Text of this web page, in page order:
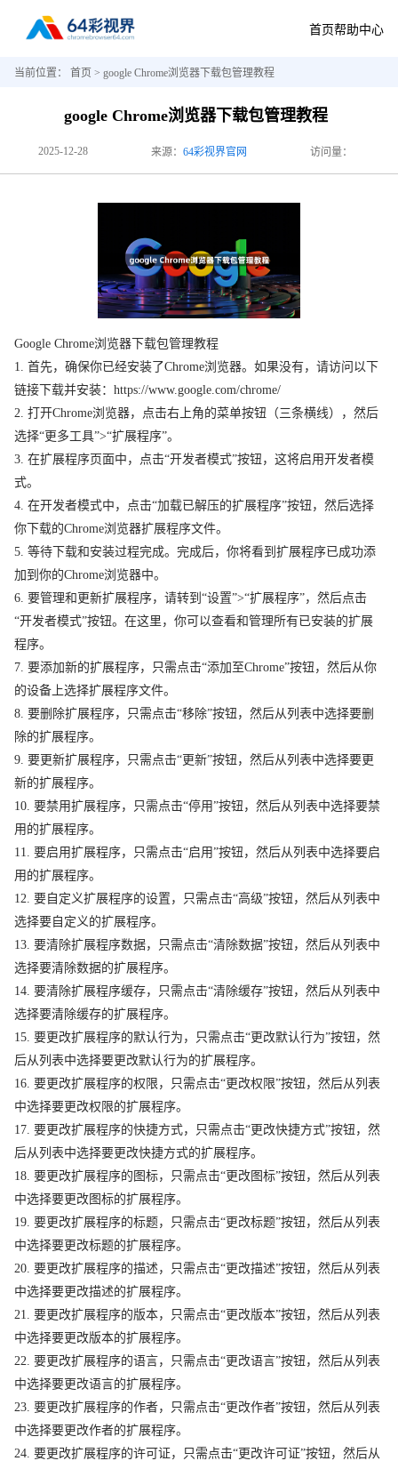
首页帮助中心
当前位置： 首页 > google Chrome浏览器下载包管理教程
google Chrome浏览器下载包管理教程
2025-12-28 来源： 64彩视界官网 访问量：
Google Chrome浏览器下载包管理教程
1. 首先，确保你已经安装了Chrome浏览器。如果没有，请访问以下
链接下载并安装：https://www.google.com/chrome/
2. 打开Chrome浏览器，点击右上角的菜单按钮（三条横线），然后
选择“更多工具”>“扩展程序”。
3. 在扩展程序页面中，点击“开发者模式”按钮，这将启用开发者模
式。
4. 在开发者模式中，点击“加载已解压的扩展程序”按钮，然后选择
你下载的Chrome浏览器扩展程序文件。
5. 等待下载和安装过程完成。完成后，你将看到扩展程序已成功添
加到你的Chrome浏览器中。
6. 要管理和更新扩展程序，请转到“设置”>“扩展程序”，然后点击
“开发者模式”按钮。在这里，你可以查看和管理所有已安装的扩展
程序。
7. 要添加新的扩展程序，只需点击“添加至Chrome”按钮，然后从你
的设备上选择扩展程序文件。
8. 要删除扩展程序，只需点击“移除”按钮，然后从列表中选择要删
除的扩展程序。
9. 要更新扩展程序，只需点击“更新”按钮，然后从列表中选择要更
新的扩展程序。
10. 要禁用扩展程序，只需点击“停用”按钮，然后从列表中选择要禁
用的扩展程序。
11. 要启用扩展程序，只需点击“启用”按钮，然后从列表中选择要启
用的扩展程序。
12. 要自定义扩展程序的设置，只需点击“高级”按钮，然后从列表中
选择要自定义的扩展程序。
13. 要清除扩展程序数据，只需点击“清除数据”按钮，然后从列表中
选择要清除数据的扩展程序。
14. 要清除扩展程序缓存，只需点击“清除缓存”按钮，然后从列表中
选择要清除缓存的扩展程序。
15. 要更改扩展程序的默认行为，只需点击“更改默认行为”按钮，然
后从列表中选择要更改默认行为的扩展程序。
16. 要更改扩展程序的权限，只需点击“更改权限”按钮，然后从列表
中选择要更改权限的扩展程序。
17. 要更改扩展程序的快捷方式，只需点击“更改快捷方式”按钮，然
后从列表中选择要更改快捷方式的扩展程序。
18. 要更改扩展程序的图标，只需点击“更改图标”按钮，然后从列表
中选择要更改图标的扩展程序。
19. 要更改扩展程序的标题，只需点击“更改标题”按钮，然后从列表
中选择要更改标题的扩展程序。
20. 要更改扩展程序的描述，只需点击“更改描述”按钮，然后从列表
中选择要更改描述的扩展程序。
21. 要更改扩展程序的版本，只需点击“更改版本”按钮，然后从列表
中选择要更改版本的扩展程序。
22. 要更改扩展程序的语言，只需点击“更改语言”按钮，然后从列表
中选择要更改语言的扩展程序。
23. 要更改扩展程序的作者，只需点击“更改作者”按钮，然后从列表
中选择要更改作者的扩展程序。
24. 要更改扩展程序的许可证，只需点击“更改许可证”按钮，然后从